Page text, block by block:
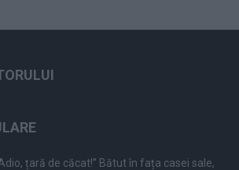
țară de căcat!” Bătut în fața casei sale,